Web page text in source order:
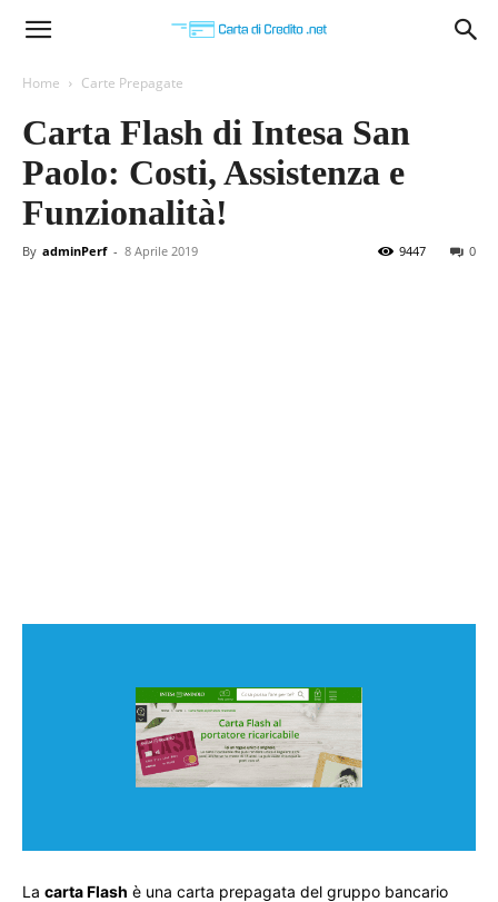
Carta
Credito
Home Carte Prepagate
Carta Flash di Intesa San
Paolo: Costi, Assistenza e
Funzionalità!
By adminPerf - 8 Aprile 2019 0
9447
La carta Flash è una carta prepagata del gruppo bancario